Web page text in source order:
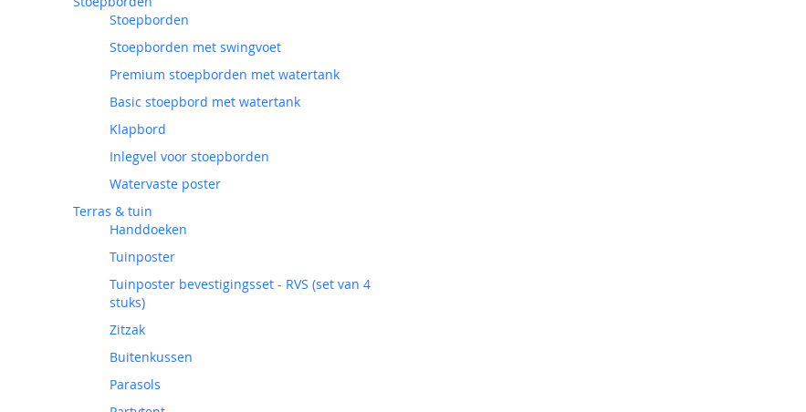
Stoepborden
Stoepborden met swingvoet
Premium stoepborden met watertank
Basic stoepbord met watertank
Klapbord
Inlegvel voor stoepborden
Watervaste poster
Terras & tuin
Handdoeken
Tuinposter
Tuinposter bevestigingsset - RVS (set van 4
stuks)
Zitzak
Buitenkussen
Parasols